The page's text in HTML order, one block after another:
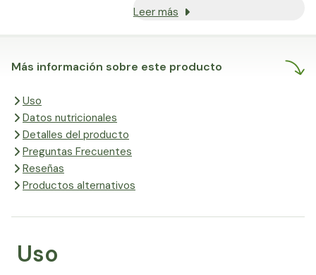
Más información sobre este producto
Uso
Datos nutricionales
Detalles del producto
Preguntas Frecuentes
Reseñas
Productos alternativos
Uso
Leer más